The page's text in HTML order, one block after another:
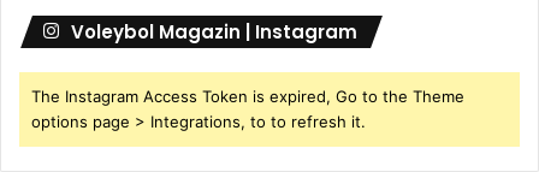
Voleybol Magazin | Instagram
The Instagram Access Token is expired, Go to the Theme
options page > Integrations, to to refresh it.